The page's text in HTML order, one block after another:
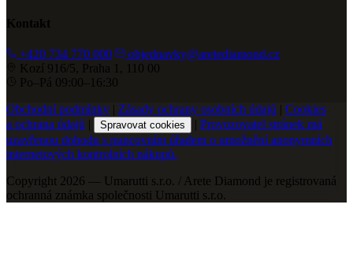
Kontakt
+420 734 770 000
objednavky@aretediamond.cz
Kozí 916/5, Praha 1, 110 00
Po–Pá 09:00–16:30
Obchodní podmínky | Zásady ochrany osobních údajů | Cookies
a ochrana údajů | Spravovat cookies | Provozovatel stránek má
uzavřenou dohodu s puncovním úřadem o umožnění anonymních
internetových kontrolních nákupů.
Copyright 2026 — Umarutti s.r.o. / Arete Diamond je registrovaná
ochranná známka společnosti Umarutti s.r.o.